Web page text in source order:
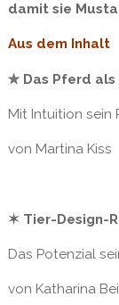
damit sie
Aus dem Inhalt
✮ Das Pferd als
Mit Intuition sein
von Martina Kiss
✶ Tier-Design-
Das Potenzial
von Katharina